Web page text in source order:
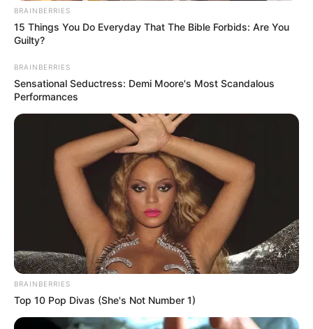
BRAINBERRIES
15 Things You Do Everyday That The Bible Forbids: Are You
Guilty?
BRAINBERRIES
Sensational Seductress: Demi Moore's Most Scandalous
Performances
BRAINBERRIES
Top 10 Pop Divas (She's Not Number 1)